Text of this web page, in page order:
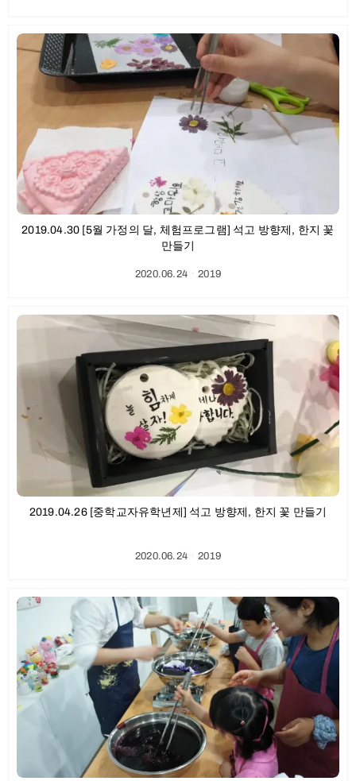
2019.04.30 [5월 가정의 달, 체험프로그램] 석고 방향제, 한지 꽃
만들기
2020.06.24ㆍ2019
2019.04.26 [중학교자유학년제] 석고 방향제, 한지 꽃 만들기
2020.06.24ㆍ2019